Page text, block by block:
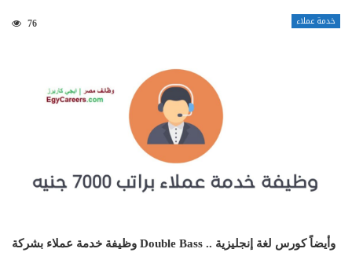
خدمة عملاء 76
وظيفة خدمة عملاء بشركة Double Bass .. وأيضاً كورس لغة إنجليزية